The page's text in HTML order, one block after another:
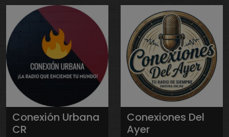
Conexión Urbana
CR
Conexiones Del
Ayer